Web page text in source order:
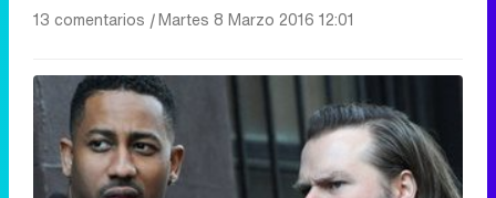
13 comentarios |Martes 8 Marzo 2016 12:01